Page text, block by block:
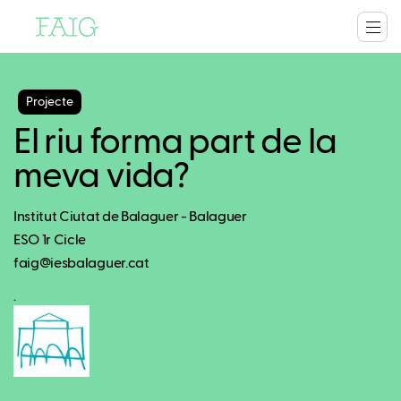
Projecte
El riu forma part de la
meva vida?
Institut Ciutat de Balaguer - Balaguer
ESO 1r Cicle
faig@iesbalaguer.cat
.